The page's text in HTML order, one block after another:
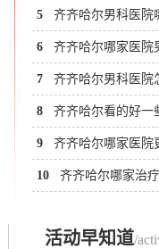
5 齐齐哈尔男科医院
6 齐齐哈尔哪家医院
哈尔附大男科医院
7 齐齐哈尔男科医院
身健康
8 齐齐哈尔看的好一
齐哈尔附大男科医
9 齐齐哈尔哪家医院
病？
10 齐齐哈尔哪家治
活动早知道/